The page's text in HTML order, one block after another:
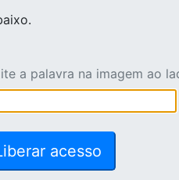
a palavra na imagem ao